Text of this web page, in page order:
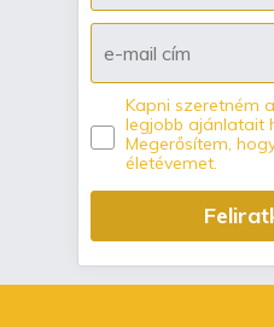
Kapni szeretném
legjobb ajánlatait
Megerősítem,
életévemet.